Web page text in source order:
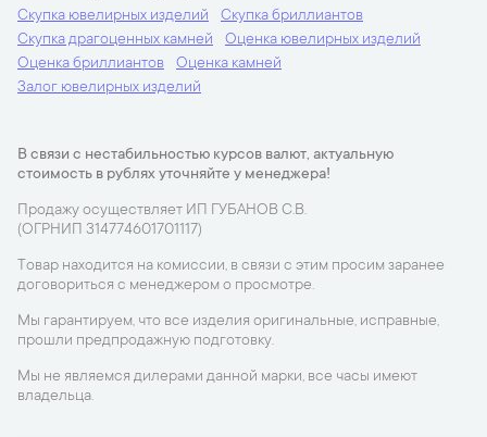
Скупка ювелирных изделий
Скупка бриллиантов
Скупка драгоценных камней
Оценка ювелирных изделий
Оценка бриллиантов
Оценка камней
Залог ювелирных изделий
В связи с нестабильностью курсов валют, актуальную
стоимость в рублях уточняйте у менеджера!
Продажу осуществляет ИП ГУБАНОВ С.В.
(ОГРНИП 314774601701117)
Товар находится на комиссии, в связи с этим просим заранее
договориться с менеджером о просмотре.
Мы гарантируем, что все изделия оригинальные, исправные,
прошли предпродажную подготовку.
Мы не являемся дилерами данной марки, все часы имеют
владельца.